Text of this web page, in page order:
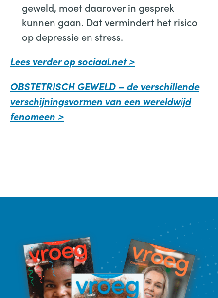
geweld, moet daarover in gesprek
kunnen gaan. Dat vermindert het risico
op depressie en stress.
Lees verder op sociaal.net >
OBSTETRISCH GEWELD – de verschillende
verschijningsvormen van een wereldwijd
fenomeen >